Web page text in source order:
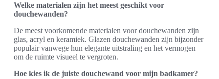
Welke materialen zijn het meest geschikt voor
douchewanden?
De meest voorkomende materialen voor douchewanden zijn
glas, acryl en keramiek. Glazen douchewanden zijn bijzonder
populair vanwege hun elegante uitstraling en het vermogen
om de ruimte visueel te vergroten.
Hoe kies ik de juiste douchewand voor mijn badkamer?